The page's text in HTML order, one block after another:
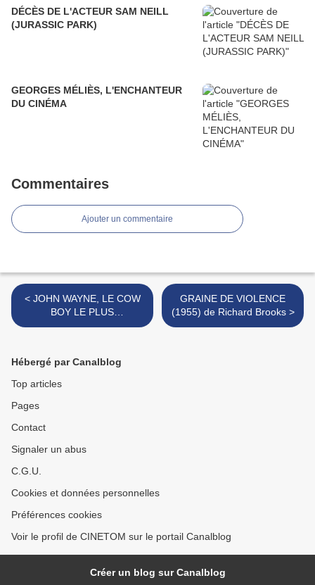
DÉCÈS DE L'ACTEUR SAM NEILL
(JURASSIC PARK)
GEORGES MÉLIÈS, L'ENCHANTEUR
DU CINÉMA
Commentaires
Ajouter un commentaire
< JOHN WAYNE, LE COW
BOY LE PLUS
LÉGENDAIRE
GRAINE DE VIOLENCE
(1955) de Richard Brooks >
Hébergé par Canalblog
Top articles
Pages
Contact
Signaler un abus
C.G.U.
Cookies et données personnelles
Préférences cookies
Voir le profil de CINETOM sur le portail Canalblog
Créer un blog sur Canalblog